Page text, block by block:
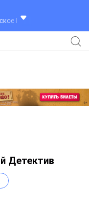
Радио
Детектив